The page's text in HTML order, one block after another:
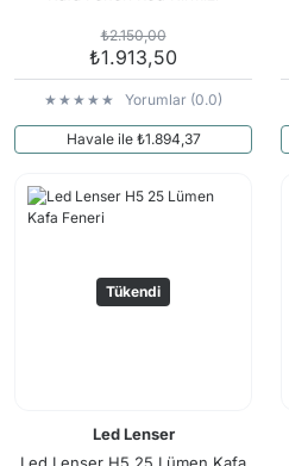
₺2.150,00
₺1.913,50
Yorumlar (0.0)
Havale ile ₺1.894,37
Tükendi
Led Lenser